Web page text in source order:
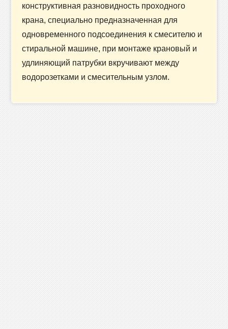
конструктивная разновидность проходного
крана, специально предназначенная для
одновременного подсоединения к смесителю и
стиральной машине, при монтаже крановый и
удлиняющий патрубки вкручивают между
водорозетками и смесительным узлом.